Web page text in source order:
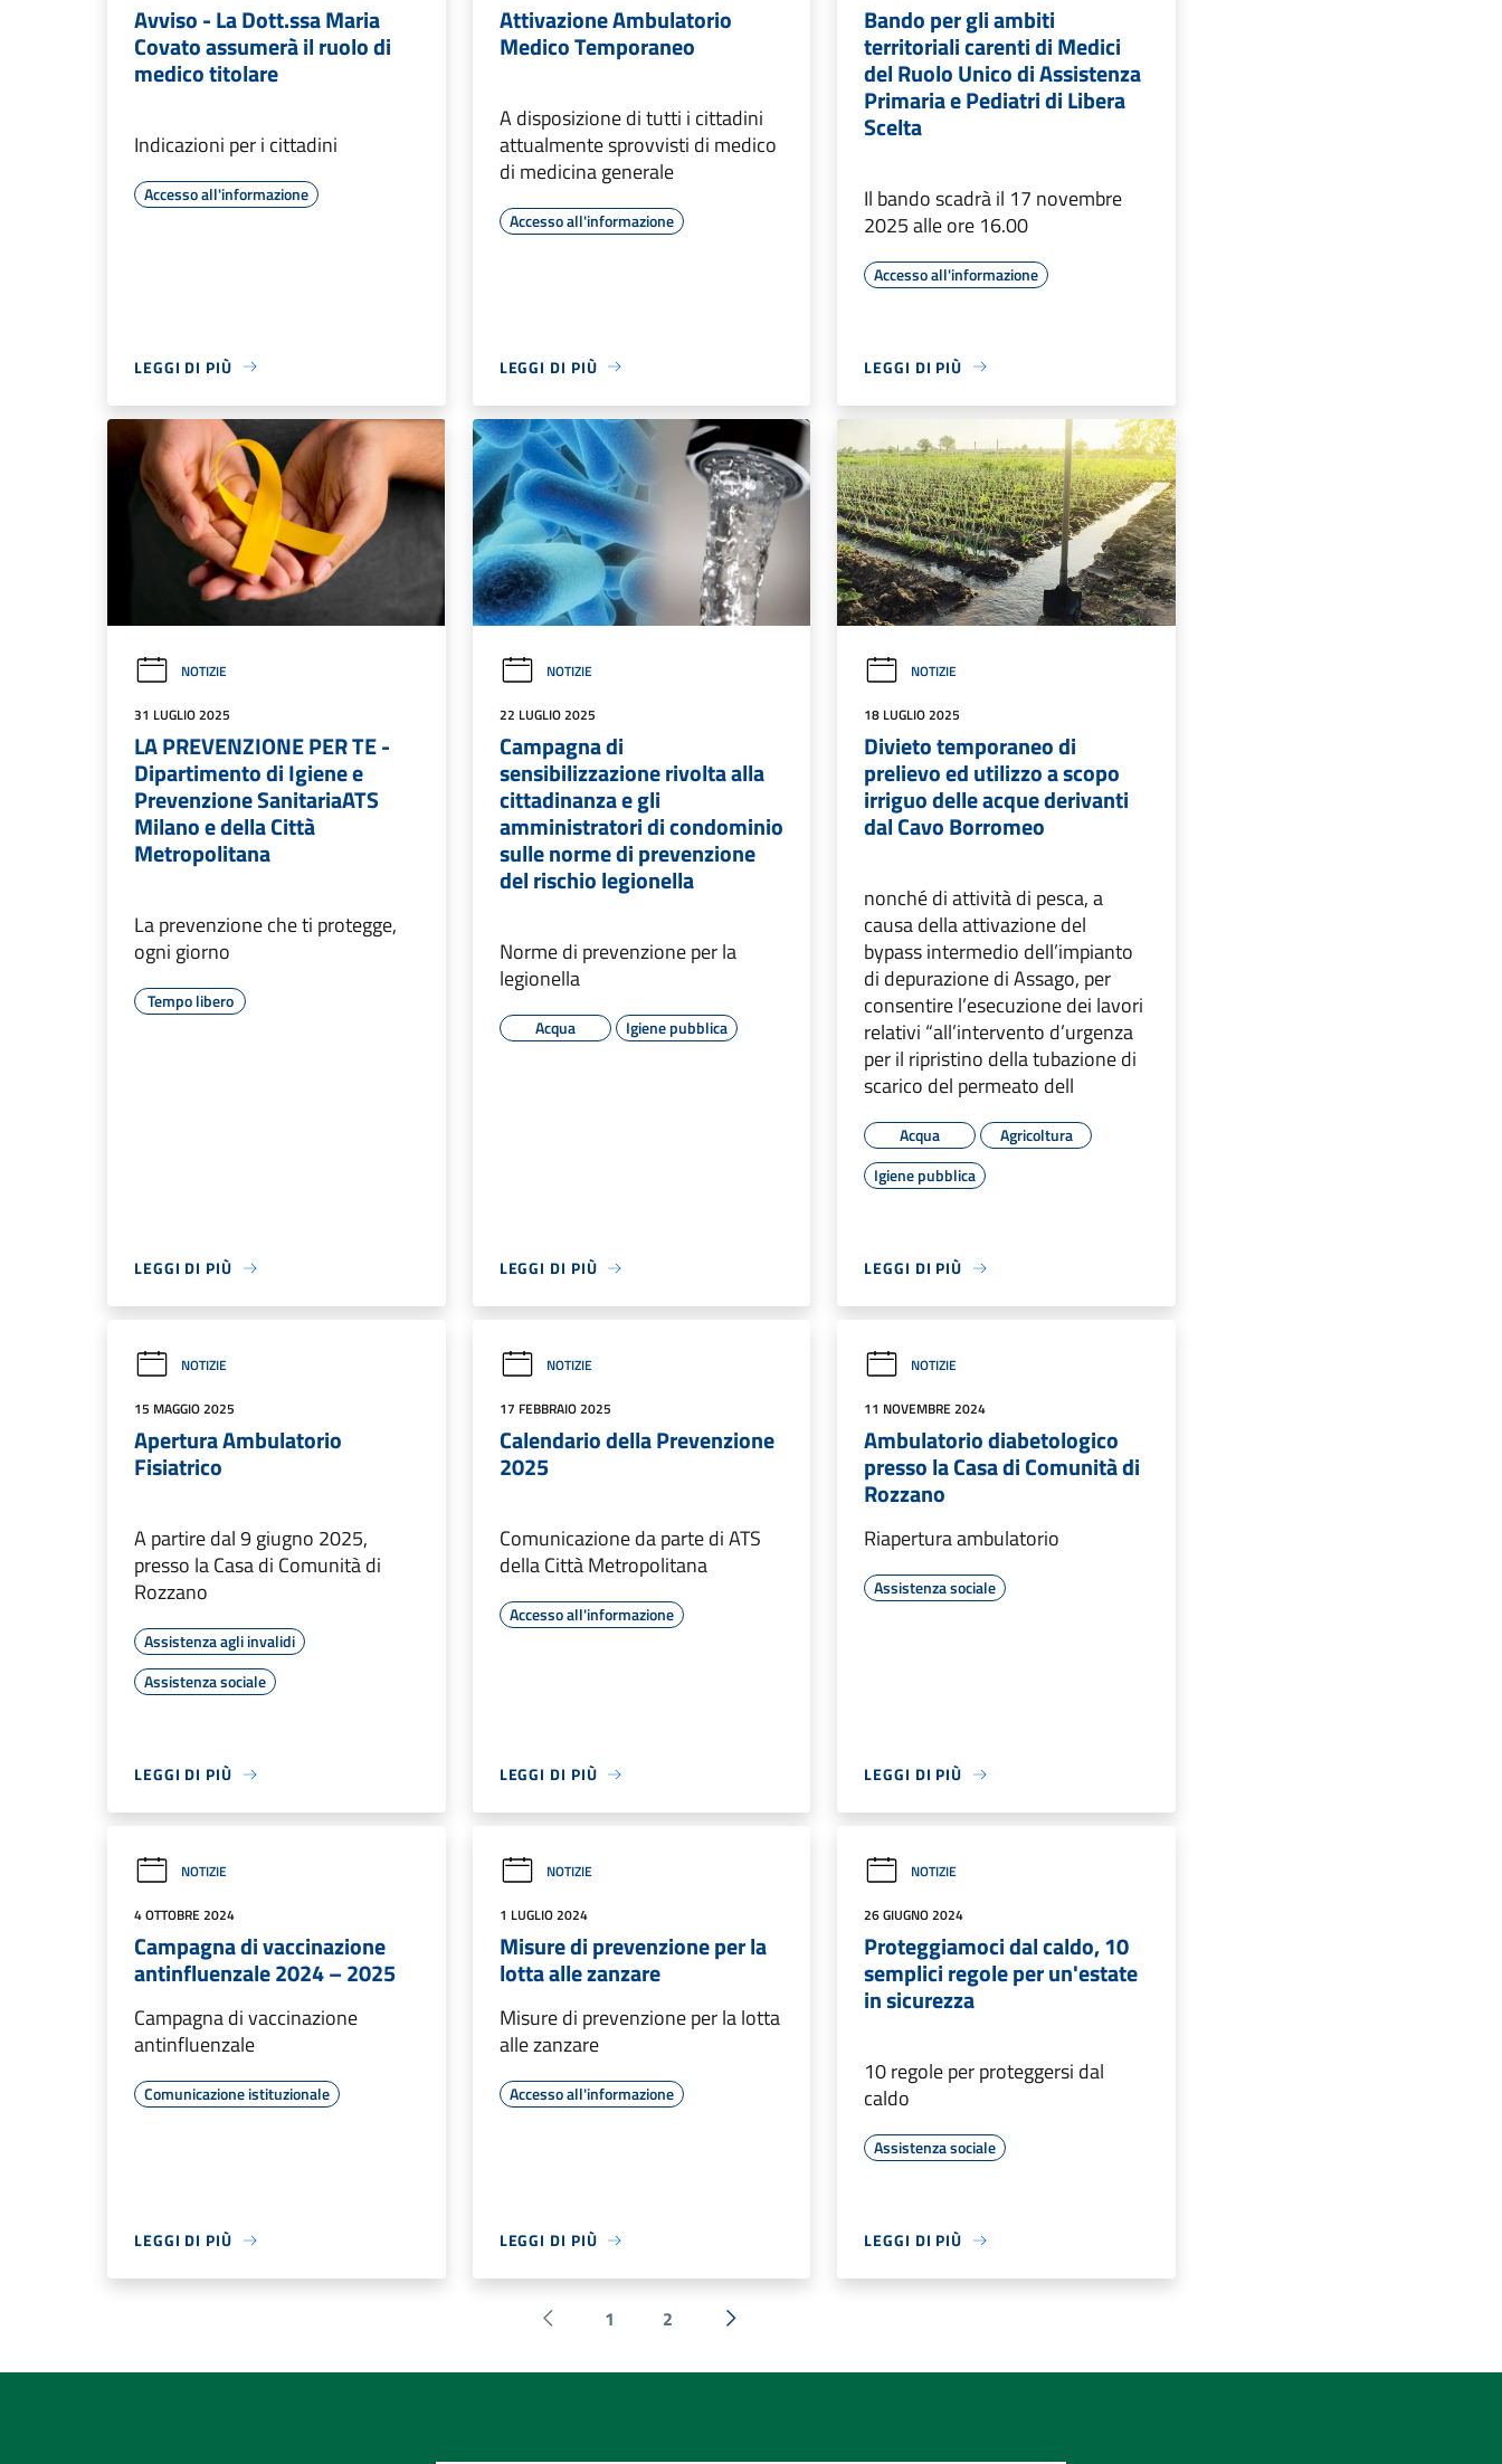
Avviso - La Dott.ssa Maria
Covato assumerà il ruolo di
medico titolare
Indicazioni per i cittadini
Accesso all'informazione
LEGGI DI PIÙ
Attivazione Ambulatorio
Medico Temporaneo
A disposizione di tutti i cittadini
attualmente sprovvisti di medico
di medicina generale
Accesso all'informazione
LEGGI DI PIÙ
Bando per gli ambiti
territoriali carenti di Medici
del Ruolo Unico di Assistenza
Primaria e Pediatri di Libera
Scelta
Il bando scadrà il 17 novembre
2025 alle ore 16.00
Accesso all'informazione
LEGGI DI PIÙ
NOTIZIE
31 LUGLIO 2025
LA PREVENZIONE PER TE -
Dipartimento di Igiene e
Prevenzione SanitariaATS
Milano e della Città
Metropolitana
La prevenzione che ti protegge,
ogni giorno
Tempo libero
LEGGI DI PIÙ
NOTIZIE
22 LUGLIO 2025
Campagna di
sensibilizzazione rivolta alla
cittadinanza e gli
amministratori di condominio
sulle norme di prevenzione
del rischio legionella
Norme di prevenzione per la
legionella
Acqua Igiene pubblica
LEGGI DI PIÙ
NOTIZIE
18 LUGLIO 2025
Divieto temporaneo di
prelievo ed utilizzo a scopo
irriguo delle acque derivanti
dal Cavo Borromeo
nonché di attività di pesca, a
causa della attivazione del
bypass intermedio dell’impianto
di depurazione di Assago, per
consentire l’esecuzione dei lavori
relativi “all’intervento d’urgenza
per il ripristino della tubazione di
scarico del permeato dell
Acqua
Agricoltura
Igiene pubblica
LEGGI DI PIÙ
NOTIZIE
15 MAGGIO 2025
Apertura Ambulatorio
Fisiatrico
A partire dal 9 giugno 2025,
presso la Casa di Comunità di
Rozzano
Assistenza agli invalidi
Assistenza sociale
LEGGI DI PIÙ
NOTIZIE
17 FEBBRAIO 2025
Calendario della Prevenzione
2025
Comunicazione da parte di ATS
della Città Metropolitana
Accesso all'informazione
LEGGI DI PIÙ
NOTIZIE
11 NOVEMBRE 2024
Ambulatorio diabetologico
presso la Casa di Comunità di
Rozzano
Riapertura ambulatorio
Assistenza sociale
LEGGI DI PIÙ
NOTIZIE
4 OTTOBRE 2024
Campagna di vaccinazione
antinfluenzale 2024 – 2025
Campagna di vaccinazione
antinfluenzale
Comunicazione istituzionale
LEGGI DI PIÙ
NOTIZIE
1 LUGLIO 2024
Misure di prevenzione per la
lotta alle zanzare
Misure di prevenzione per la lotta
alle zanzare
Accesso all'informazione
LEGGI DI PIÙ
NOTIZIE
26 GIUGNO 2024
Proteggiamoci dal caldo, 10
semplici regole per un'estate
in sicurezza
10 regole per proteggersi dal
caldo
Assistenza sociale
LEGGI DI PIÙ
Pagina precedente
1 2
Successiva »